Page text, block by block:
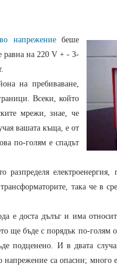
напрежениебеше
равна на 220 V + - 3-
на пребиваване,
Всеки, който
мрежи, знае, че
вашата къща, е от
по-голям е спадът
разпределя
така че в
е доста дълъг и има
ще бъде с порядък по-голям
подценено. И в двата
напрежение са опасни; много